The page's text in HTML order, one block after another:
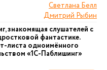
Светлана Белл
Дмитрий Рыбин
знакомящая слушателей с
фантастике.
листа одноимённого
«1С-Паблишинг»